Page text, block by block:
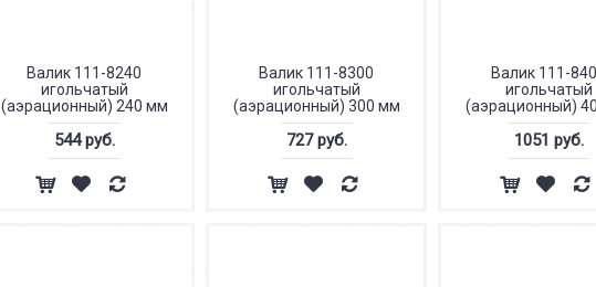
Валик 111-8240
игольчатый
(аэрационный) 240 мм
544 руб.
Валик 111-8300
игольчатый
(аэрационный) 300 мм
727 руб.
Валик 111-
игольчатый
(аэрационный)
1051 руб.